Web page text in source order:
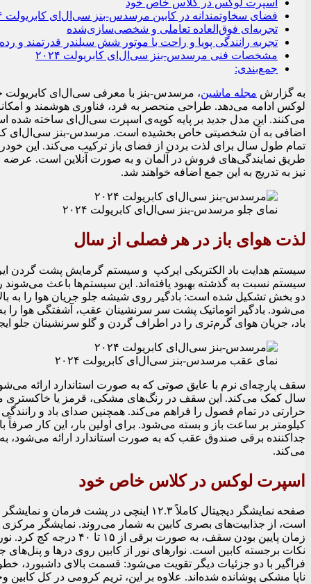
فضای سخاوتمندانه در کابین مرسدس-بنز سی‌ال‌ای کابریولت ۲۰۲۴
تجربه‌ای فوق‌العاده تعاملی و شخصی‌سازی‌شده
تجربه رانندگی پویا و راحت با موتور شش سیلندر قدرتمند و
مشخصات فنی مرسدس-بنز سی‌ال‌ای کابریولت ۲۰۲۴
جمع‌بندی:
به گزارش مجله ماشین، مرسدس-بنز با معرفی سی‌ال‌ای کابریولت
لوکس ادامه می‌دهد. طراحی منحصر به فرد، فناوری هوشمند و
می‌کنند. این مدل جدید بر پایه کوپه‌ی اسپرت سی‌ال‌ای ساخته شده
اضافی به آن شخصیتی خاص بخشیده است. مرسدس-بنز سی‌ال‌ای
نیز به تدریج به این جمع اضافه خواهند شد.
نمای جلو مرسدس-بنز سی‌ال‌ای کابریولت ۲۰۲۴
لذت هوای باز در هر فصلی از سال
سیستم هدایت باد الکتریکی ایرکپ و سیستم گرمایش پشت گردن
سیستم نسبت به گذشته بهبود یافته‌اند. این سیستم‌ها باعث
دو بخش تشکیل شده است: بادگیر روی شیشه جلو جریان هوا را به
می‌شود. بادگیر اتوماتیک پشت سر سرنشینان عقب، آشفتگی هوا
باد، جریان هوای گرم‌تری را در اطراف گردن و گلو سرنشینان جلو
نمای عقب مرسدس-بنز سی‌ال‌ای کابریولت ۲۰۲۴
سقف پارچه‌ای نرم با عایق صوتی که به صورت استاندارد ارائه
سال کمک می‌کند. این سقف در رنگ‌های مشکی، قرمز یا خاکستری
کیلومتر بر ساعت باز و بسته می‌شود. برای اولین بار، این کار
جداکننده برقی صندوق عقب که به صورت استاندارد ارائه
می‌کند.
اسپرت لوکس در کلاس خاص خود
است، از جذابیت‌های بصری کابین به شمار می‌روند. نمایشگر
زمان پایین بودن سقف، به
نکات برجسته کابین است. نوارهای نور از کابین روی درها و
فراگیر با دو جزئیات دیگر تقویت می‌شود: قسمت بالای
ناپا مشکی پوشانده شده‌اند. علاوه بر این، تریم کرومی در کل کابین